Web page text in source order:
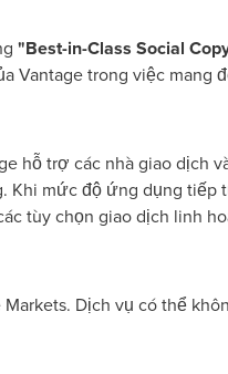
"Best-in-Class Social
Vantage trong việc mang
hỗ trợ các nhà giao dịch
Khi mức độ ứng dụng tiếp
tùy chọn giao dịch linh
Dịch vụ có thể